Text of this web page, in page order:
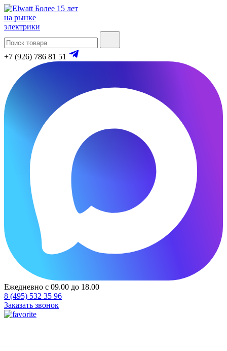
Более 15 лет
на рынке
электрики
+7 (926) 786 81 51
Ежедневно с 09.00 до 18.00
8 (495) 532 35 96
Заказать звонок